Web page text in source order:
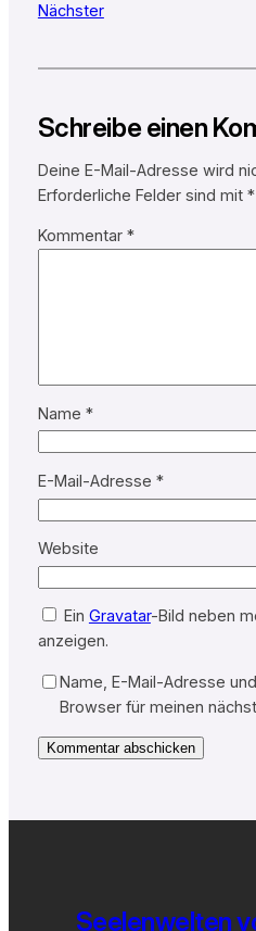
Nächster
Schreibe einen
Deine E-Mail-Adresse wird
Erforderliche Felder sind mit *
Kommentar *
Name *
E-Mail-Adresse *
Website
Ein Gravatar-Bild neben
anzeigen.
Name, E-Mail-Adresse
Browser für meinen
Seelenwelten